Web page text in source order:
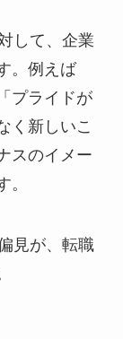
して、企業
。例えば
プライドが
く新しいこ
スのイメー
。
見が、転職